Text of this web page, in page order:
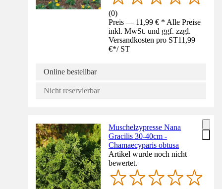
(0)
Preis — 11,99 € * Alle Preise
inkl. MwSt. und ggf. zzgl.
Versandkosten pro ST11,99
€*/ ST
Online bestellbar
Nicht reservierbar
Muschelzypresse Nana
Gracilis 30-40cm -
Chamaecyparis obtusa
Artikel wurde noch nicht
bewertet.